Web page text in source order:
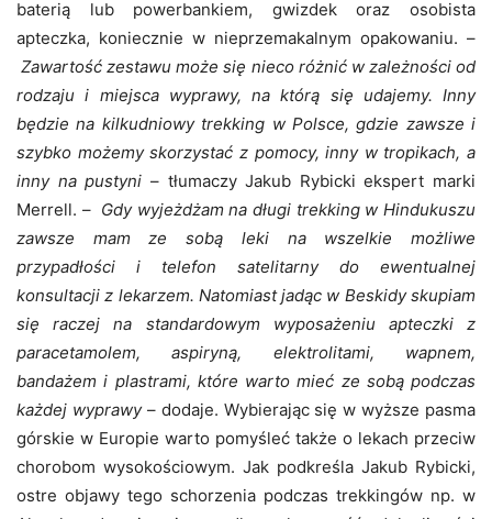
baterią lub powerbankiem, gwizdek oraz osobista
apteczka, koniecznie w nieprzemakalnym opakowaniu. –
Zawartość zestawu może się nieco różnić w zależności od
rodzaju i miejsca wyprawy, na którą się udajemy. Inny
będzie na kilkudniowy trekking w Polsce, gdzie zawsze i
szybko możemy skorzystać z pomocy, inny w tropikach, a
inny na pustyni – tłumaczy Jakub Rybicki ekspert marki
Merrell. – Gdy wyjeżdżam na długi trekking w Hindukuszu
zawsze mam ze sobą leki na wszelkie możliwe
przypadłości i telefon satelitarny do ewentualnej
konsultacji z lekarzem. Natomiast jadąc w Beskidy skupiam
się raczej na standardowym wyposażeniu apteczki z
paracetamolem, aspiryną, elektrolitami, wapnem,
bandażem i plastrami, które warto mieć ze sobą podczas
każdej wyprawy– dodaje. Wybierając się w wyższe pasma
górskie w Europie warto pomyśleć także o lekach przeciw
chorobom wysokościowym. Jak podkreśla Jakub Rybicki,
ostre objawy tego schorzenia podczas trekkingów np. w